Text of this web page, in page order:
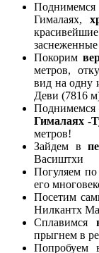
Гималаях,
Покорим
метров,
вид на одну
Деви (7816
Поднимемся
Гималаях -
метров!
Зайдем в
Васиштхи
Погуляем
его
Посетим
Нилкантх
Сплавимся
прыгнем в
Попробуем